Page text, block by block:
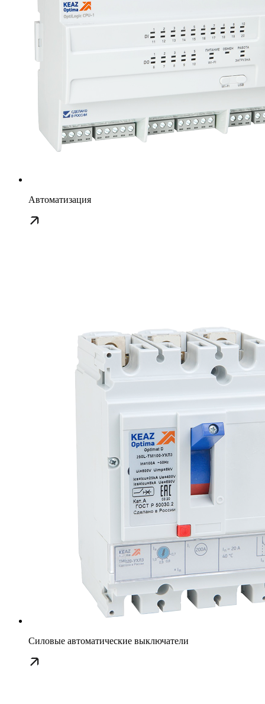
Автоматизация
Силовые автоматические выключатели